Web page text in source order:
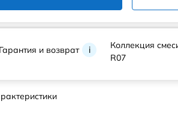
Гарантия и возврат i
Коллекция
R07